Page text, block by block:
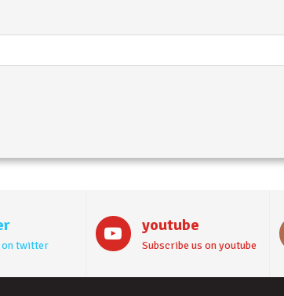
on twitter
youtube
Subscribe us on youtube